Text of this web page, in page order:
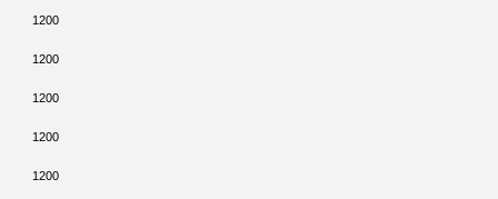
1200
1200
1200
1200
1200